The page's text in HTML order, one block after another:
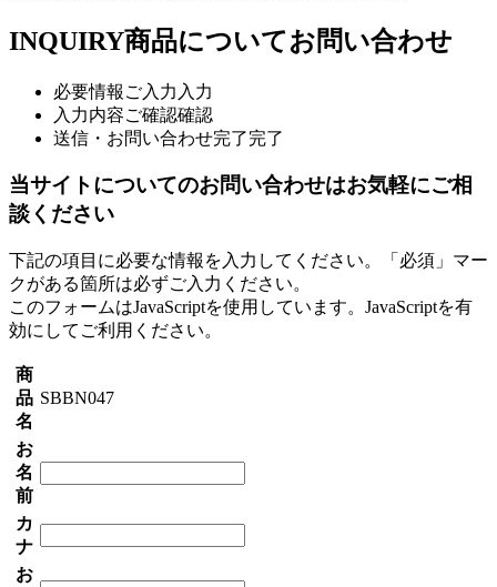
INQUIRY商品についてお問い合わせ
必要情報ご入力 入力
入力内容ご確認確認
送信・お問い合わせ完了完了
当サイトについてのお問い合わせはお気軽にご相
談ください
下記の項目に必要な情報を入力してください。「必須」マー
クがある箇所は必ずご入力ください。
このフォームはJavaScriptを使用しています。JavaScriptを有
効にしてご利用ください。
商
品
名
SBBN047
お
名
前
カ
ナ
お